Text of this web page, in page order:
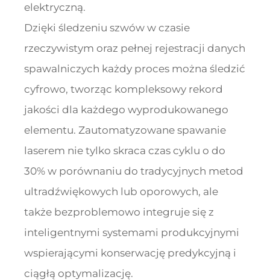
elektryczną.
Dzięki śledzeniu szwów w czasie
rzeczywistym oraz pełnej rejestracji danych
spawalniczych każdy proces można śledzić
cyfrowo, tworząc kompleksowy rekord
jakości dla każdego wyprodukowanego
elementu. Zautomatyzowane spawanie
laserem nie tylko skraca czas cyklu o do
30% w porównaniu do tradycyjnych metod
ultradźwiękowych lub oporowych, ale
także bezproblemowo integruje się z
inteligentnymi systemami produkcyjnymi
wspierającymi konserwację predykcyjną i
ciągłą optymalizację.